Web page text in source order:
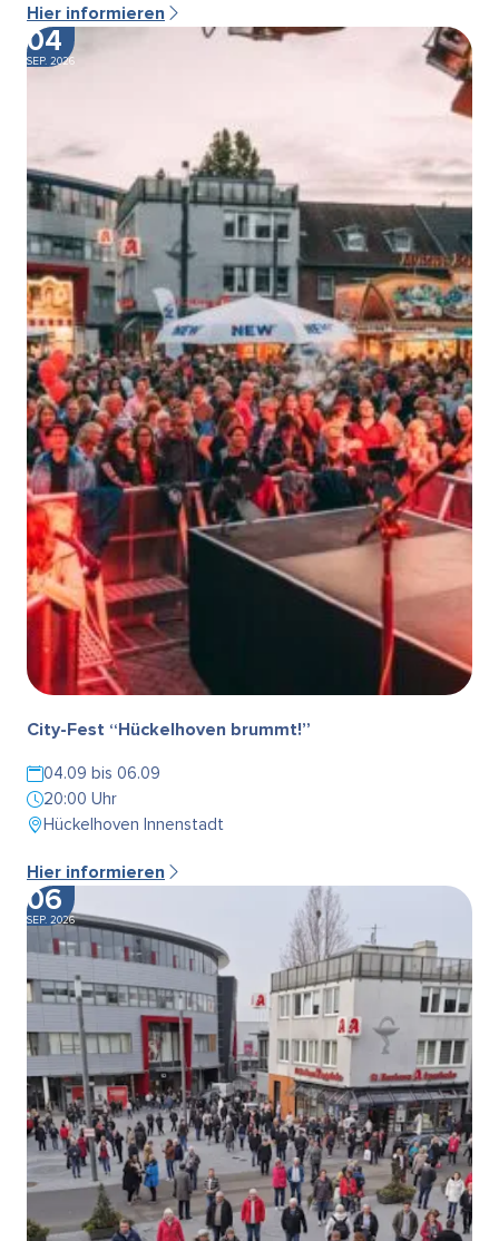
Hier informieren
04
SEP. 2026
City-Fest “Hückelhoven brummt!”
04.09 bis 06.09
20:00 Uhr
Hückelhoven Innenstadt
Hier informieren
06
SEP. 2026